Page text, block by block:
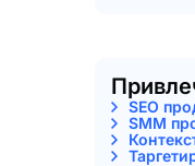
SEO
SMM